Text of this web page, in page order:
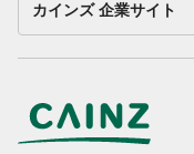
カインズ 企業サイト